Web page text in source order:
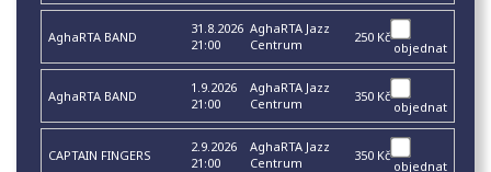
AghaRTA BAND
31.8.2026
21:00
AghaRTA Jazz
Centrum
250 Kč
objednat
AghaRTA BAND
1.9.2026
21:00
AghaRTA Jazz
Centrum
350 Kč
objednat
CAPTAIN FINGERS
2.9.2026
21:00
AghaRTA Jazz
Centrum
350 Kč
objednat